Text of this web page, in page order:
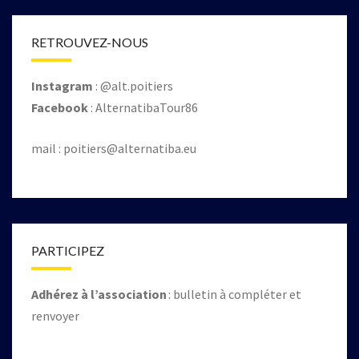
RETROUVEZ-NOUS
Instagram : @alt.poitiers
Facebook : AlternatibaTour86
mail : poitiers@alternatiba.eu
PARTICIPEZ
Adhérez à l’association : bulletin à compléter et
renvoyer